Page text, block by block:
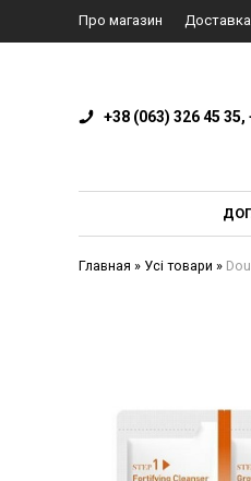
Про магазин Доставка
+38 (063) 326 45
Главная » Усі товари »